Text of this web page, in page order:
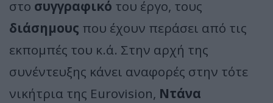
στο συγγραφικό του έργο, τους
διάσημους που έχουν περάσει από τις
εκπομπές του κ.ά. Στην αρχή της
συνέντευξης κάνει αναφορές στην τότε
νικήτρια της Eurovision, Ντάνα